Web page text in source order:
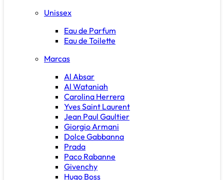
Unissex
Eau de Parfum
Eau de Toilette
Marcas
Al Absar
Al Wataniah
Carolina Herrera
Yves Saint Laurent
Jean Paul Gaultier
Giorgio Armani
Dolce Gabbanna
Prada
Paco Rabanne
Givenchy
Hugo Boss